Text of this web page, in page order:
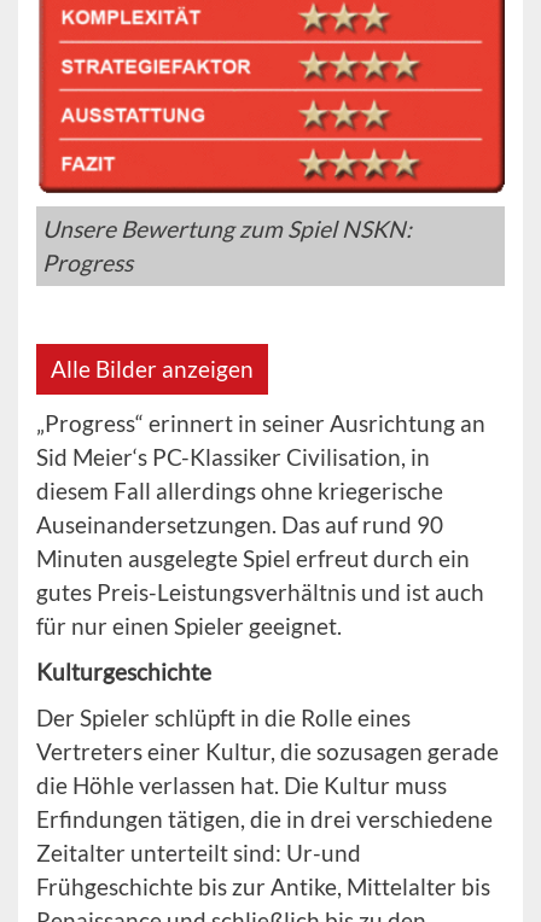
Unsere Bewertung zum Spiel NSKN:
Progress
Alle Bilder anzeigen
„Progress“ erinnert in seiner Ausrichtung an
Sid Meier‘s PC-Klassiker Civilisation, in
diesem Fall allerdings ohne kriegerische
Auseinandersetzungen. Das auf rund 90
Minuten ausgelegte Spiel erfreut durch ein
gutes Preis-Leistungsverhältnis und ist auch
für nur einen Spieler geeignet.
Kulturgeschichte
Der Spieler schlüpft in die Rolle eines
Vertreters einer Kultur, die sozusagen gerade
die Höhle verlassen hat. Die Kultur muss
Erfindungen tätigen, die in drei verschiedene
Zeitalter unterteilt sind: Ur-und
Frühgeschichte bis zur Antike, Mittelalter bis